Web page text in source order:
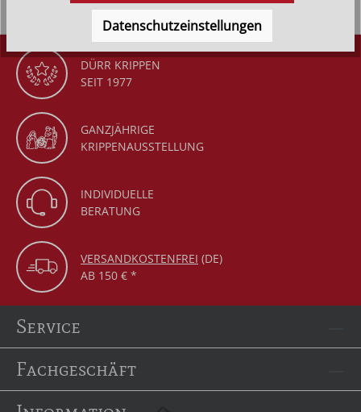
DÜRR KRIPPEN
SEIT 1977
GANZJÄHRIGE
KRIPPENAUSSTELLUNG
INDIVIDUELLE
BERATUNG
VERSANDKOSTENFREI (DE)
AB 150 € *
Service
Fachgeschäft
Datenschutzeinstellungen